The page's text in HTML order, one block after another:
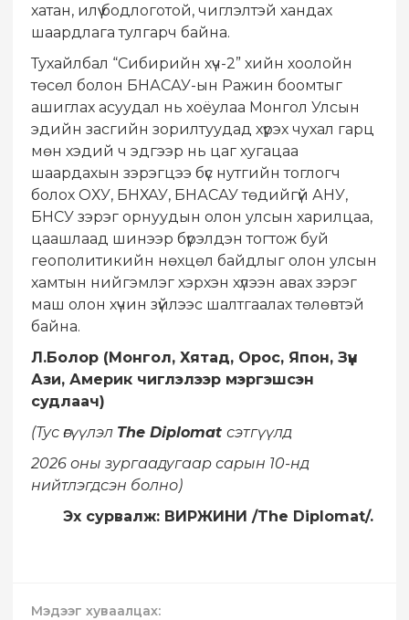
хатан, илүү бодлоготой, чиглэлтэй хандах
шаардлага тулгарч байна.
Тухайлбал “Сибирийн хүч-2” хийн хоолойн
төсөл болон БНАСАУ-ын Ражин боомтыг
ашиглах асуудал нь хоёулаа Монгол Улсын
эдийн засгийн зорилтуудад хүрэх чухал гарц
мөн хэдий ч эдгээр нь цаг хугацаа
шаардахын зэрэгцээ бүс нутгийн тоглогч
болох ОХУ, БНХАУ, БНАСАУ төдийгүй АНУ,
БНСУ зэрэг орнуудын олон улсын харилцаа,
цаашлаад шинээр бүрэлдэн тогтож буй
геополитикийн нөхцөл байдлыг олон улсын
хамтын нийгэмлэг хэрхэн хүлээн авах зэрэг
маш олон хүчин зүйлээс шалтгаалах төлөвтэй
байна.
Л.Болор (Монгол, Хятад, Орос, Япон, Зүүн
Ази, Америк чиглэлээр мэргэшсэн
судлаач)
(Тус өгүүлэл The Diplomat сэтгүүлд
2026 оны зургаадугаар сарын 10-нд
нийтлэгдсэн болно)
Эх сурвалж: ВИРЖИНИ /The Diplomat/.
Мэдээг хуваалцах: